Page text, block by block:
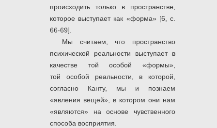
происходить только в пространстве,
которое выступает как «форма» [6, с.
66-69].
Мы считаем, что пространство
психической реальности выступает в
качестве той особой «формы»,
той особой реальности, в которой,
согласно Канту, мы и познаем
«явления вещей», в котором они нам
«являются» на основе чувственного
способа восприятия.